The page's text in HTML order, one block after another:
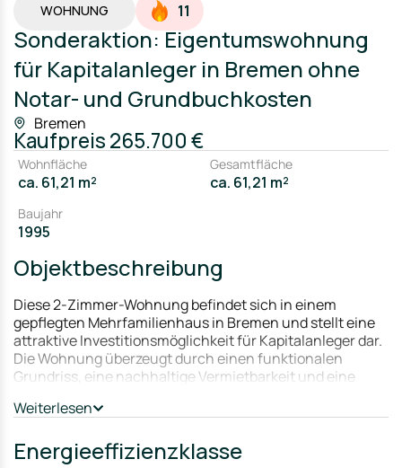
WOHNUNG 11
Sonderaktion: Eigentumswohnung
für Kapitalanleger in Bremen ohne
Notar- und Grundbuchkosten
Bremen
Kaufpreis265.700 €
Wohnfläche
ca. 61,21 m²
Gesamtfläche
ca. 61,21 m²
Baujahr
1995
Objektbeschreibung
Diese 2-Zimmer-Wohnung befindet sich in einem
gepflegten Mehrfamilienhaus in Bremen und stellt eine
attraktive Investitionsmöglichkeit für Kapitalanleger dar.
Die Wohnung überzeugt durch einen funktionalen
Grundriss, eine nachhaltige Vermietbarkeit und eine
ausreichend Platz für Wohnen und Essen. Das separate
Schlafzimmer ermöglicht eine klare Raumtrennung,
Weiterlesen
Energieeffizienzklasse